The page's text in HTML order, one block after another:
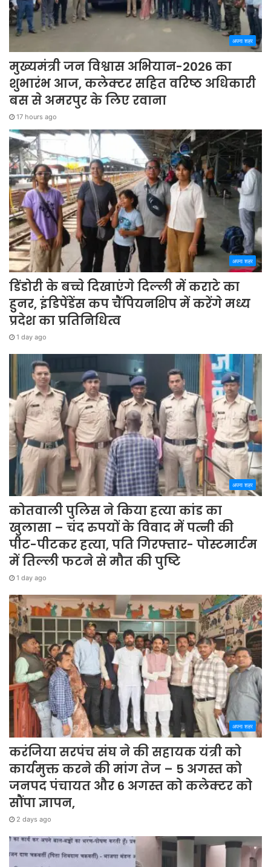
अपना शहर
मुख्यमंत्री जन विश्वास अभियान-2026 का
शुभारंभ आज, कलेक्टर सहित वरिष्ठ अधिकारी
बस से अमरपुर के लिए रवाना
17 hours ago
अपना शहर
डिंडोरी के बच्चे दिखाएंगे दिल्ली में कराटे का
हुनर, इंडिपेंडेंस कप चैंपियनशिप में करेंगे मध्य
प्रदेश का प्रतिनिधित्व
1 day ago
अपना शहर
कोतवाली पुलिस ने किया हत्या कांड का
खुलासा – चंद रुपयों के विवाद में पत्नी की
पीट-पीटकर हत्या, पति गिरफ्तार- पोस्टमार्टम
में तिल्ली फटने से मौत की पुष्टि
1 day ago
अपना शहर
करंजिया सरपंच संघ ने की सहायक यंत्री को
कार्यमुक्त करने की मांग तेज – 5 अगस्त को
जनपद पंचायत और 6 अगस्त को कलेक्टर को
सौंपा ज्ञापन,
2 days ago